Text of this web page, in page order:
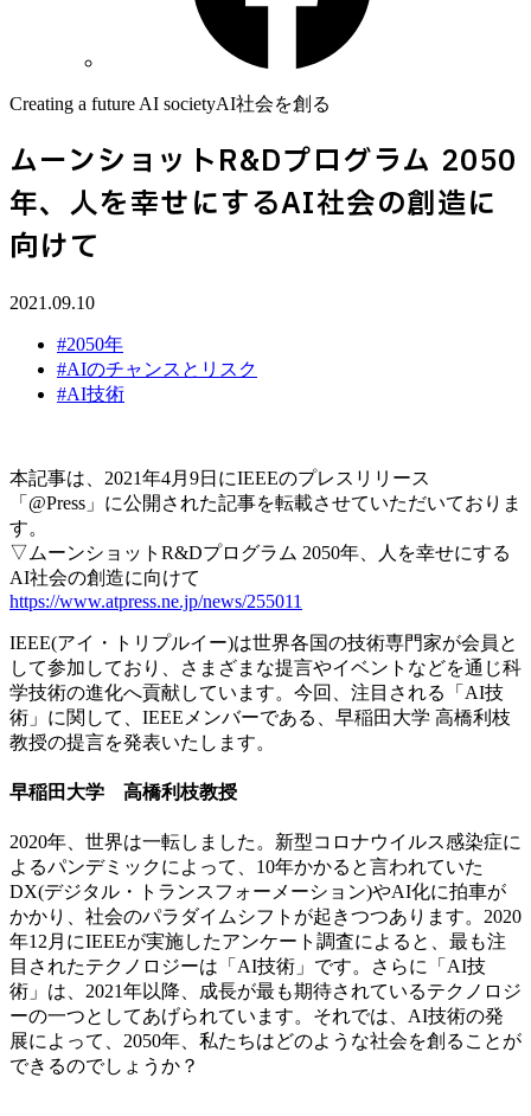
Creating a future AI societyAI社会を創る
ムーンショットR&Dプログラム 2050
年、人を幸せにするAI社会の創造に
向けて
2021.09.10
#2050年
#AIのチャンスとリスク
#AI技術
本記事は、2021年4月9日にIEEEのプレスリリース
「@Press」に公開された記事を転載させていただいておりま
す。
▽ムーンショットR&Dプログラム 2050年、人を幸せにする
AI社会の創造に向けて
https://www.atpress.ne.jp/news/255011
IEEE(アイ・トリプルイー)は世界各国の技術専門家が会員と
して参加しており、さまざまな提言やイベントなどを通じ科
学技術の進化へ貢献しています。今回、注目される「AI技
術」に関して、IEEEメンバーである、早稲田大学 高橋利枝
教授の提言を発表いたします。
早稲田大学 高橋利枝教授
2020年、世界は一転しました。新型コロナウイルス感染症に
よるパンデミックによって、10年かかると言われていた
DX(デジタル・トランスフォーメーション)やAI化に拍車が
かかり、社会のパラダイムシフトが起きつつあります。2020
年12月にIEEEが実施したアンケート調査によると、最も注
目されたテクノロジーは「AI技術」です。さらに「AI技
術」は、2021年以降、成長が最も期待されているテクノロジ
ーの一つとしてあげられています。それでは、AI技術の発
展によって、2050年、私たちはどのような社会を創ることが
できるのでしょうか？